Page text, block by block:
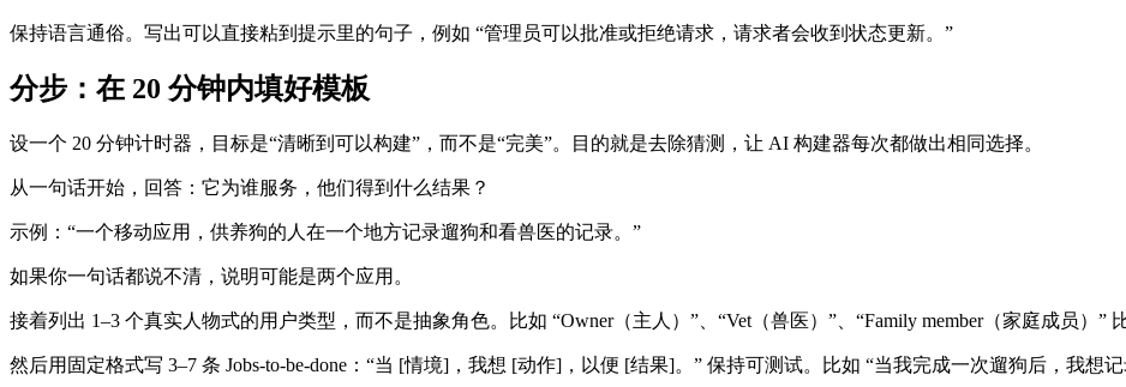
保持语言通俗。写出可以直接粘到提示里的句子，例如 “管理员可以批准或拒绝请求，请求者会收到状态更新。”
分步：在 20 分钟内填好模板
设一个 20 分钟计时器，目标是“清晰到可以构建”，而不是“完美”。目的就是去除猜测，让 AI 构建器每次都做出相同选择。
从一句话开始，回答：它为谁服务，他们得到什么结果？
示例：“一个移动应用，供养狗的人在一个地方记录遛狗和看兽医的记录。”
如果你一句话都说不清，说明可能是两个应用。
接着列出 1–3 个真实人物式的用户类型，而不是抽象角色。比如 “Owner（主人）”、“Vet（兽医）”、“Family member（家庭成员）”
然后用固定格式写 3–7 条 Jobs-to-be-done：“当 [情境]，我想 [动作]，以便 [结果]。” 保持可测试。比如 “当我完成一次遛狗后，我想